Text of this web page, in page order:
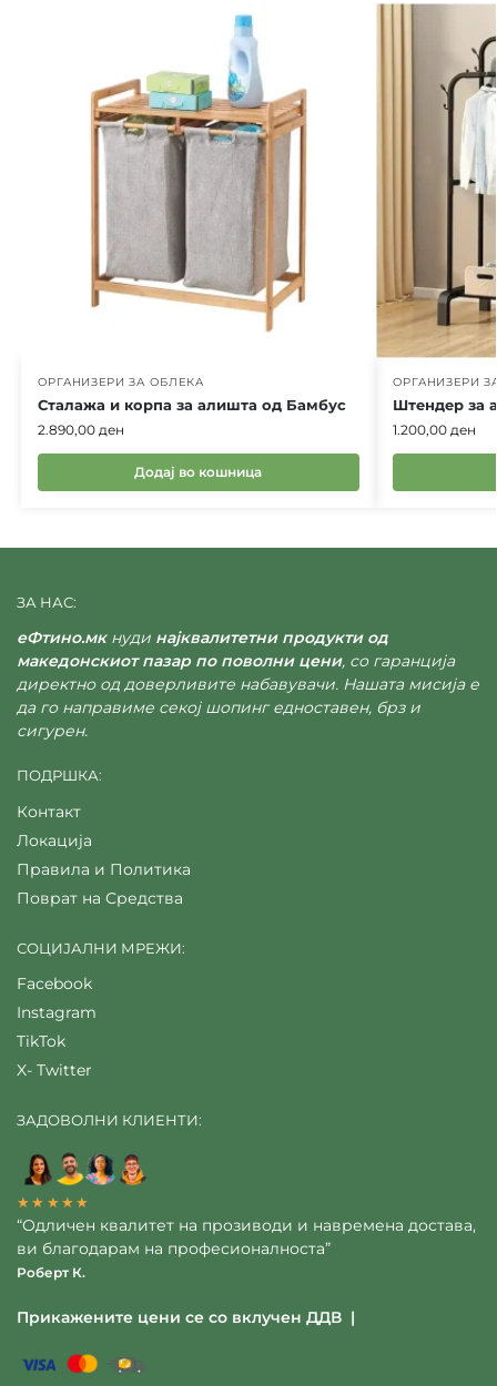
ОРГАНИЗЕРИ ЗА ОБЛЕКА
Сталажа и корпа за алишта од Бамбус
2.890,00 ден
Додај во кошница
ОРГАНИЗЕРИ
Штендер за
1.200,00 ден
ЗА НАС:
еФтино.мкнуди најквалитетни продукти од
македонскиот пазар по поволни цени, со гаранција
директно од доверливите набавувачи. Нашата мисија е
да го направиме секој шопинг едноставен, брз и
сигурен.
ПОДРШКА:
Контакт
Локација
Правила и Политика
Поврат на Средства
СОЦИЈАЛНИ МРЕЖИ:
Facebook
Instagram
TikTok
X- Twitter
ЗАДОВОЛНИ КЛИЕНТИ:
★★★★★
“Одличен квалитет на прозиводи и навремена достава,
ви благодарам на професионалноста”
Роберт К.
Прикажените цени се со вклучен ДДВ |